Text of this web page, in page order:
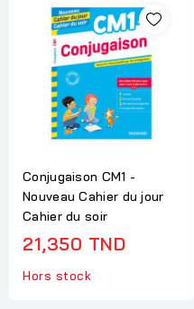
Conjugaison CM1 -
Nouveau Cahier du jour
Cahier du soir
21,350 TND
Hors stock